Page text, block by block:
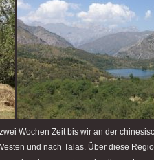
Wochen Zeit bis wir an der
und nach Talas. Über diese